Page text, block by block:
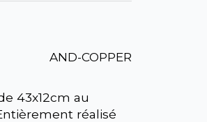
AND-COPPER
43x12cm au
réalisé